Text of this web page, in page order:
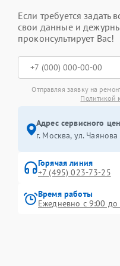
Если требуется задать
свои данные и
проконсультирует Вас!
Отправляя заявку на
Политикой
Адрес сервисного
г. Москва, ул.
Горячая линия
+7 (495) 023-73-25
Время работы
Ежедневно с 9:00 до